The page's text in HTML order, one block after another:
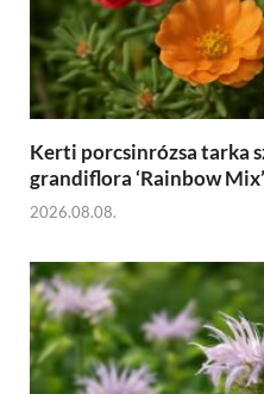
Kerti porcsinrózsa tarka
grandiflora ‘Rainbow
2026.08.08.